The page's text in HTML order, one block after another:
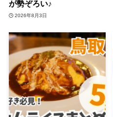
が勢ぞろい♪
2026年8月3日